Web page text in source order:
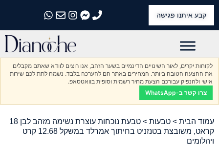
קבע איתנו פגישה
התקשרו אלינו
התקשרו אלינו
התקשרו אלינו
התקשרו אלינו
התקשרו אלינו
לקוחות יקרים, לאור השינויים הדינמיים בשער הזהב, אנו רוצים לוודא שאתם מקבלים
את ההצעה הטובה ביותר. המחירים באתר הם להערכה בלבד. נשמח לתת לכם שירות
אישי ולהנפיק עבורכם הצעת מחיר רשמית וסופית בוואטסאפ.
צרו קשר ב-WhatsApp
עמוד הבית > טבעות
> טבעת נוכחות עוצרת נשימה מזהב לבן 18
קראט, משובצת בטנזניט בחיתוך אמרלד במשקל 12.68 קרט
ויהלומים